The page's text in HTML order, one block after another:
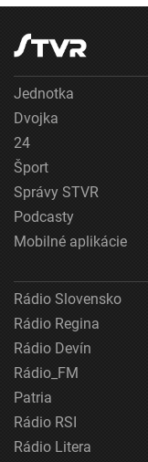
Jednotka
Dvojka
24
Šport
Správy STVR
Podcasty
Mobilné aplikácie
Rádio Slovensko
Rádio Regina
Rádio Devín
Rádio_FM
Patria
Rádio RSI
Rádio Litera